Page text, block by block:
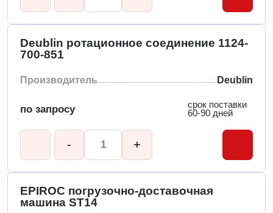
Deublin ротационное соединение 1124-
700-851
Производитель Deublin
по запросу
срок поставки
60-90 дней
- +
EPIROC погрузочно-доставочная
машина ST14